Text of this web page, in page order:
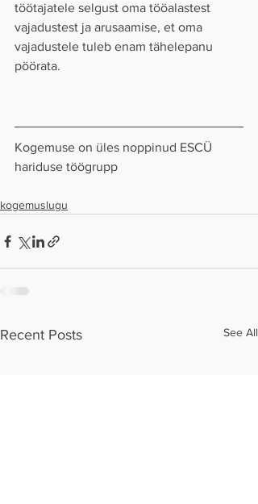
töötajatele selgust oma tööalastest
vajadustest ja arusaamise, et oma
vajadustele tuleb enam tähelepanu
pöörata.
Kogemuse on üles noppinud ESCÜ
hariduse töögrupp
kogemuslugu
Recent Posts See All